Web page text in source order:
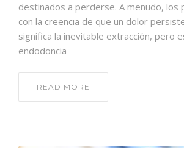
destinados a perderse. A menudo, los
con la creencia de que un dolor
significa la inevitable extracción, pero
endodoncia
READ MORE